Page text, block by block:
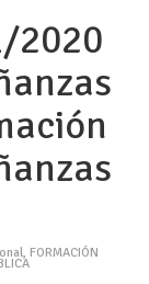
2020
, FORMACIÓN